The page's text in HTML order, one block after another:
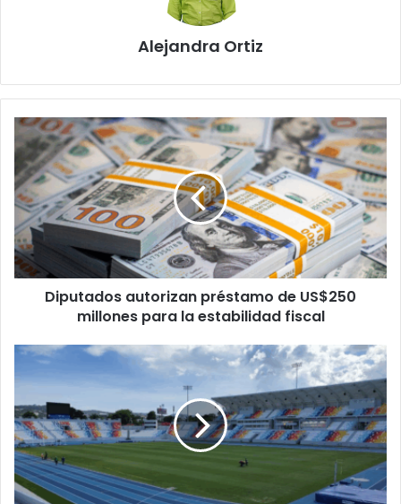
Alejandra Ortiz
Diputados
autorizan
préstamo
de
US$250
millones
para
la
estabilidad
Diputados autorizan préstamo de US$250
millones para la estabilidad fiscal
Selección
eliminatorias
en
Estadio
Mágico
González